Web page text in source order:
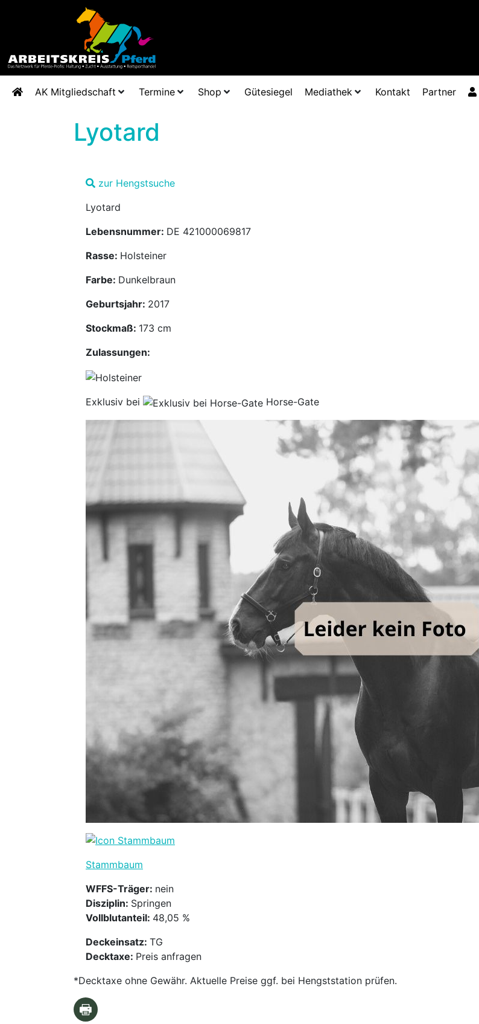
AK Mitgliedschaft Termine Shop Gütesiegel Mediathek Kontakt Partner
Lyotard
zur Hengstsuche
Lyotard
Lebensnummer: DE 421000069817
Rasse: Holsteiner
Farbe: Dunkelbraun
Geburtsjahr: 2017
Stockmaß: 173 cm
Zulassungen:
Exklusiv bei Horse-Gate
Stammbaum
WFFS-Träger: nein
Disziplin: Springen
Vollblutanteil: 48,05 %
Deckeinsatz: TG
Decktaxe: Preis anfragen
*Decktaxe ohne Gewähr. Aktuelle Preise ggf. bei Hengststation prüfen.